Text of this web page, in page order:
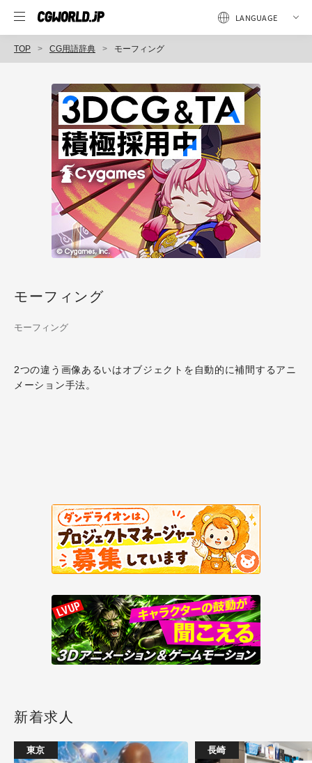
TOP CG用語辞典 モーフィング
モーフィング
モーフィング
2つの違う画像あるいはオブジェクトを自動的に補間するアニ
メーション手法。
新着求人
東京 長崎